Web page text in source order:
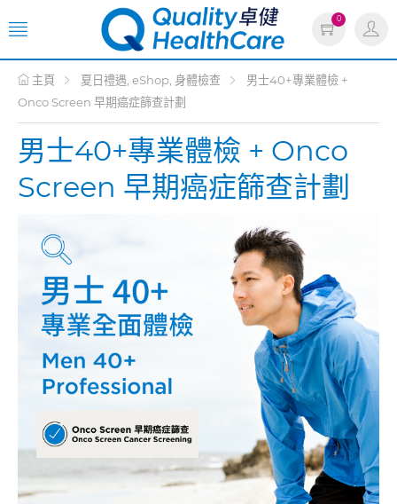
0
主頁 夏日禮遇, eShop, 身體檢查
男士40+專業體檢 +
Onco Screen 早期癌症篩查計劃
男士40+專業體檢 + Onco
Screen 早期癌症篩查計劃